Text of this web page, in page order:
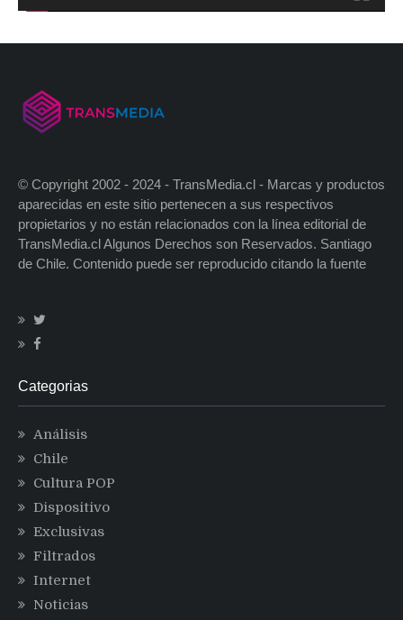
© Copyright 2002 - 2024 - TransMedia.cl - Marcas y productos
aparecidas en este sitio pertenecen a sus respectivos
propietarios y no están relacionados con la línea editorial de
TransMedia.cl Algunos Derechos son Reservados. Santiago
de Chile. Contenido puede ser reproducido citando la fuente
Categorias
Análisis
Chile
Cultura POP
Dispositivo
Exclusivas
Filtrados
Internet
Noticias